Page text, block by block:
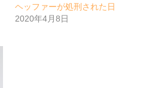
ヘッファーが処刑された日
2020年4月8日